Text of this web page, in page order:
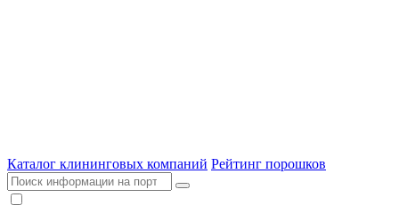
Каталог клининговых компаний Рейтинг порошков